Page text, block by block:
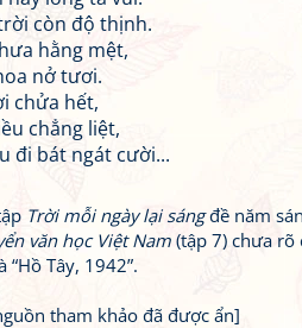
còn độ thịnh.
hằng mệt,
nở tươi.
chửa hết,
chẳng liệt,
đi bát ngát cười...
Trời mỗi ngày lại sángđề năm
văn học Việt Nam (tập 7) chưa rõ
“Hồ Tây, 1942”.
tham khảo đã được ẩn]